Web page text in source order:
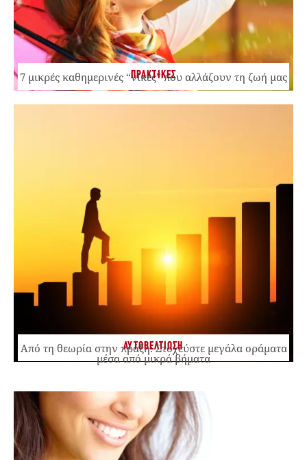
ΠΡΑΚΤΙΚΕΣ
7 μικρές καθημερινές “νίκες” που αλλάζουν τη ζωή μας
ΑΥΤΟΒΕΛΤΙΩΣΗ
Από τη θεωρία στην πράξη: Στοχεύστε μεγάλα οράματα
μέσα από μικρά βήματα